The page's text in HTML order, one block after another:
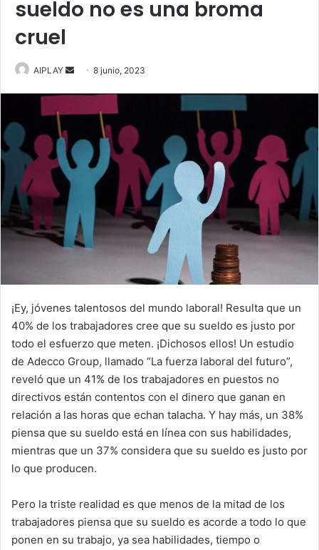
sueldo no es una broma
cruel
AIPLAY
Send8 junio, 2023
¡Ey, jóvenes talentosos del mundo laboral! Resulta que un
40% de los trabajadores cree que su sueldo es justo por
todo el esfuerzo que meten. ¡Dichosos ellos! Un estudio
de Adecco Group, llamado “La fuerza laboral del futuro”,
reveló que un 41% de los trabajadores en puestos no
directivos están contentos con el dinero que ganan en
relación a las horas que echan talacha. Y hay más, un 38%
piensa que su sueldo está en línea con sus habilidades,
mientras que un 37% considera que su sueldo es justo por
lo que producen.
Pero la triste realidad es que menos de la mitad de los
trabajadores piensa que su sueldo es acorde a todo lo que
ponen en su trabajo, ya sea habilidades, tiempo o